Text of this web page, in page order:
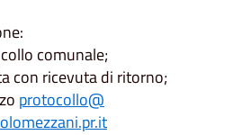
comunale;
con ricevuta di ritorno;
protocollo@
i.pr.it